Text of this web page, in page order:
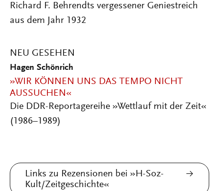
Richard F. Behrendts vergessener Geniestreich
aus dem Jahr 1932
NEU GESEHEN
Hagen Schönrich
»WIR KÖNNEN UNS DAS TEMPO NICHT
AUSSUCHEN«
Die DDR-Reportagereihe »Wettlauf mit der Zeit«
(1986–1989)
Links zu Rezensionen bei »H-Soz-
Kult/Zeitgeschichte«